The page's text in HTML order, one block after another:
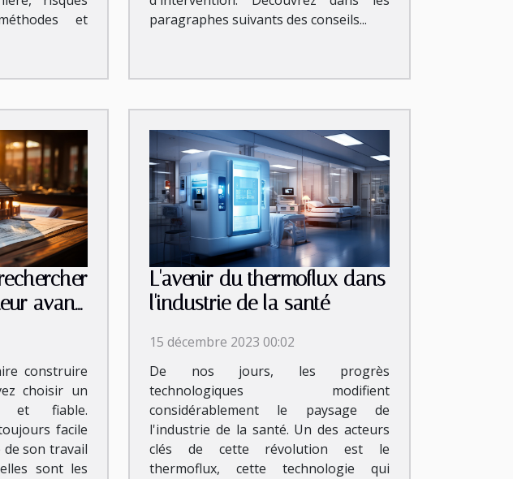
et
paragraphes suivants des conseils...
avant
construire
choisir un
et fiable.
facile
son travail
sont les
L'avenir du thermoflux dans
l'industrie de la santé
15 décembre 2023 00:02
De nos jours, les progrès
technologiques modifient
considérablement le paysage de
l'industrie de la santé. Un des acteurs
clés de cette révolution est le
thermoflux, cette technologie qui